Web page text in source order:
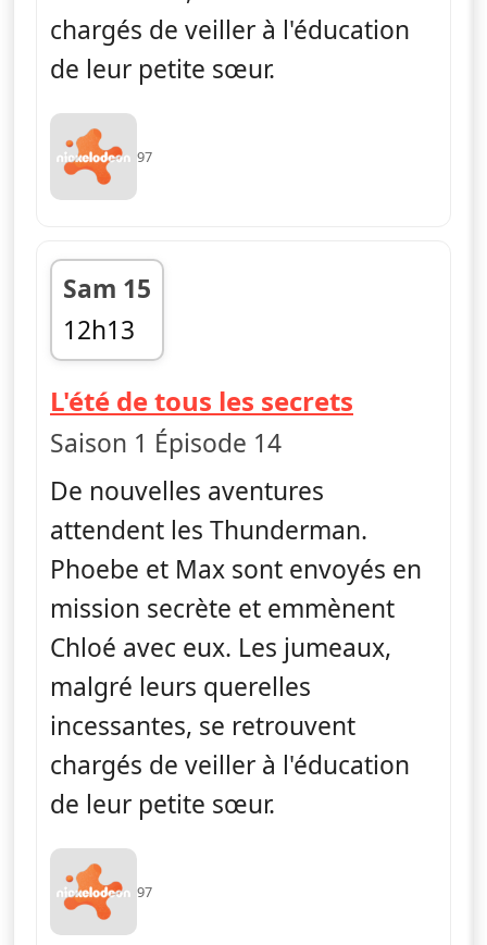
chargés de veiller à l'éducation
de leur petite sœur.
97
Sam 15
12h13
fin 12h37
L'été de tous les secrets
Saison 1 Épisode 14
De nouvelles aventures
attendent les Thunderman.
Phoebe et Max sont envoyés en
mission secrète et emmènent
Chloé avec eux. Les jumeaux,
malgré leurs querelles
incessantes, se retrouvent
chargés de veiller à l'éducation
de leur petite sœur.
97